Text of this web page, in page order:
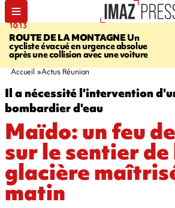
10:13
ROUTE DE LA MONTAGNEUn
cycliste évacué en urgence absolue
après une collision avec une voiture
Accueil Actus Réunion
Il a nécessité l'intervention
bombardier d'eau
Maïdo: un feu
sur le sentier de
glacière
matin